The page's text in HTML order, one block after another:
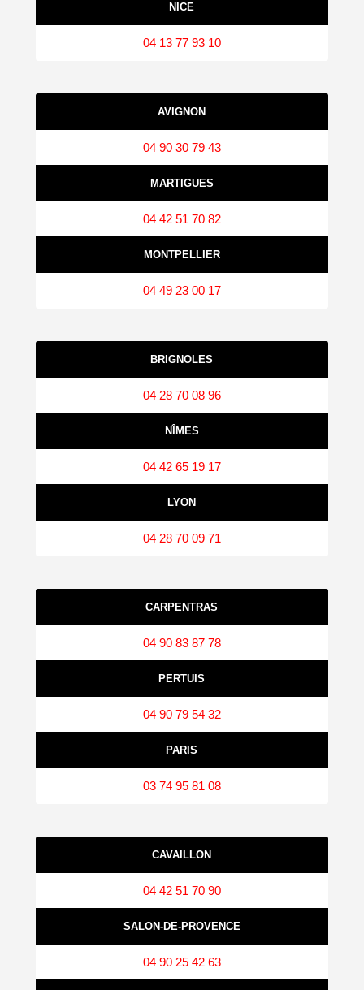
NICE
04 13 77 93 10
AVIGNON
04 90 30 79 43
MARTIGUES
04 42 51 70 82
MONTPELLIER
04 49 23 00 17
BRIGNOLES
04 28 70 08 96
NÎMES
04 42 65 19 17
LYON
04 28 70 09 71
CARPENTRAS
04 90 83 87 78
PERTUIS
04 90 79 54 32
PARIS
03 74 95 81 08
CAVAILLON
04 42 51 70 90
SALON‑DE‑PROVENCE
04 90 25 42 63